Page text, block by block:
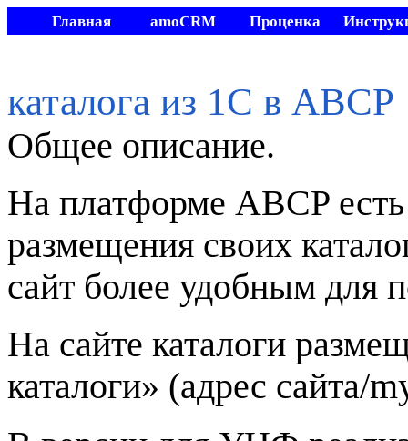
Главная amoCRM Проценка
каталога из 1С в ABCP
Общее описание.
На платформе ABCP
размещения своих
сайт более удобным для
На сайте каталоги
каталоги» (адрес сайта/